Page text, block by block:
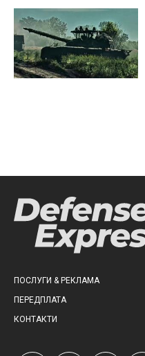
ПОСЛУГИ & РЕКЛАМА
ПЕРЕДПЛАТА
КОНТАКТИ